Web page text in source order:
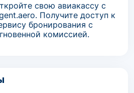
свою авиакассу с
Получите доступ к
бронирования с
комиссией.